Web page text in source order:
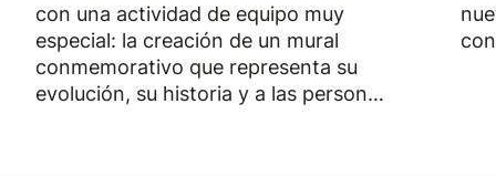
con una actividad de equipo muy
especial: la creación de un mural
conmemorativo que representa su
evolución, su historia y a las personas